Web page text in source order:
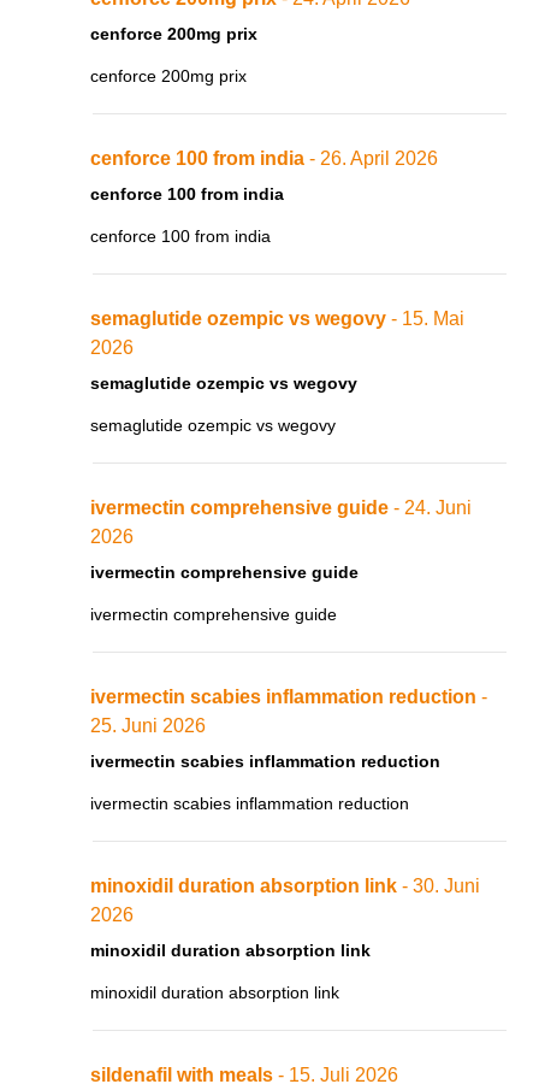
cenforce 200mg prix
cenforce 200mg prix
cenforce 100 from india - 26. April 2026
cenforce 100 from india
cenforce 100 from india
semaglutide ozempic vs wegovy - 15. Mai
2026
semaglutide ozempic vs wegovy
semaglutide ozempic vs wegovy
ivermectin comprehensive guide - 24. Juni
2026
ivermectin comprehensive guide
ivermectin comprehensive guide
ivermectin scabies inflammation reduction -
25. Juni 2026
ivermectin scabies inflammation reduction
ivermectin scabies inflammation reduction
minoxidil duration absorption link - 30. Juni
2026
minoxidil duration absorption link
minoxidil duration absorption link
sildenafil with meals - 15. Juli 2026